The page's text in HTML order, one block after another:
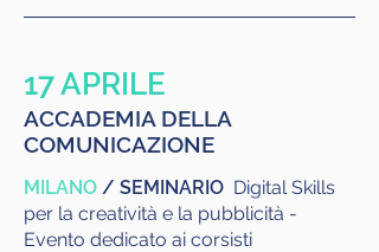
17 APRILE
ACCADEMIA DELLA
COMUNICAZIONE
MILANO / SEMINARIO Digital Skills
per la creatività e la pubblicità -
Evento dedicato ai corsisti